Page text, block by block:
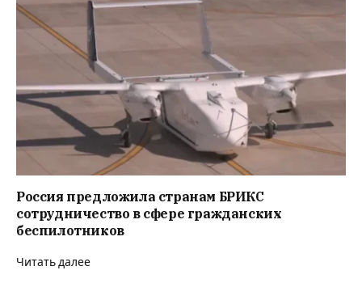
Россия предложила странам БРИКС
сотрудничество в сфере гражданских
беспилотников
Читать далее